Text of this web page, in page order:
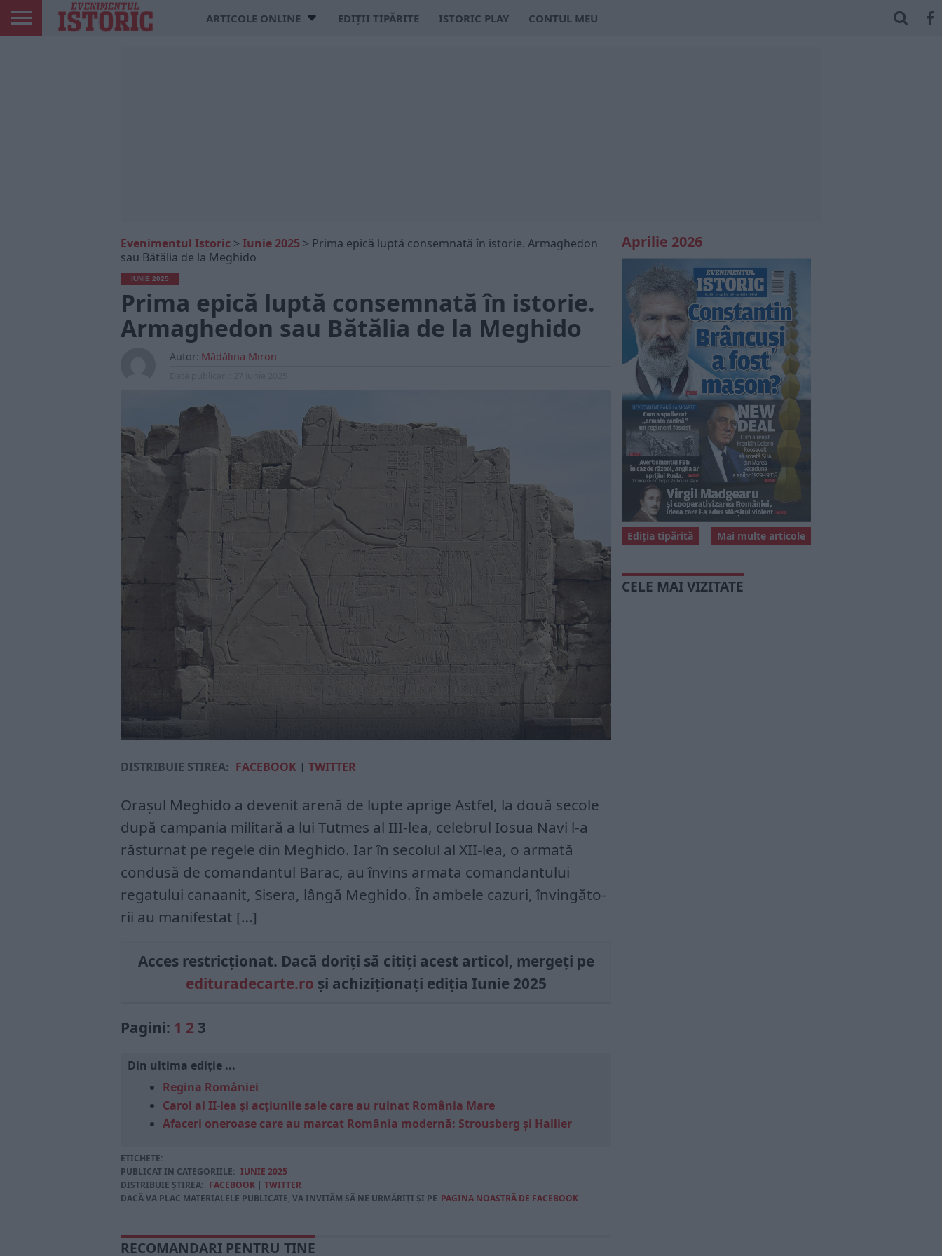
ARTICOLE ONLINE EDIȚII TIPĂRITE ISTORIC PLAY CONTUL MEU
Evenimentul Istoric > Iunie 2025 > Prima epică luptă consemnată în istorie. Armaghedon
sau Bătălia de la Meghido
IUNIE 2025
Prima epică luptă consemnată în istorie.
Armaghedon sau Bătălia de la Meghido
Autor: Mădălina Miron
DISTRIBUIE ȘTIREA: FACEBOOK | TWITTER
Orașul Meghido a devenit arenă de lupte aprige Astfel, la două secole
după campa­nia militară a lui Tutmes al III-lea, ce­lebrul Iosua Navi l-a
răsturnat pe re­gele din Meghido. Iar în secolul al XII-lea, o armată
condusă de comandantul Barac, au învins armata comandan­tului
regatului canaanit, Sisera, lângă Meghido. În ambele cazuri, învingăto­
rii au manifestat […]
Acces restricționat. Dacă doriți să citiți acest articol, mergeți pe
edituradecarte.ro și achiziționați ediția Iunie 2025
Pagini: 1 2 3
Din ultima ediție ...
Regina României
Carol al II-lea și acțiunile sale care au ruinat România Mare
Afaceri oneroase care au marcat România modernă: Strousberg și Hallier
ETICHETE:
PUBLICAT IN CATEGORIILE: IUNIE 2025
DISTRIBUIE ȘTIREA: FACEBOOK | TWITTER
DACĂ VA PLAC MATERIALELE PUBLICATE, VA INVITĂM SĂ NE URMĂRIȚI ȘI PE PAGINA NOASTRĂ DE FACEBOOK
RECOMANDARI PENTRU TINE
Aprilie 2026
Mai multe articole
Ediția tipărită
CELE MAI VIZITATE